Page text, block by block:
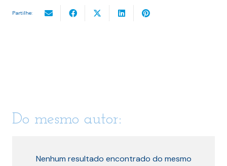
Partilhe:
Do mesmo autor:
Nenhum resultado encontrado do mesmo